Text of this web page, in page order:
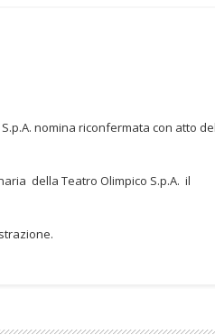
nomina riconfermata con atto
della Teatro Olimpico S.p.A. il